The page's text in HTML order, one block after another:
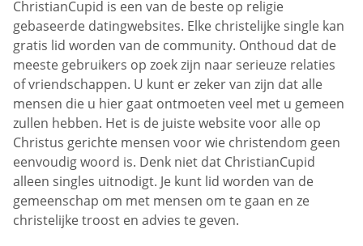
ChristianCupid is een van de beste op religie
gebaseerde datingwebsites. Elke christelijke single kan
gratis lid worden van de community. Onthoud dat de
meeste gebruikers op zoek zijn naar serieuze relaties
of vriendschappen. U kunt er zeker van zijn dat alle
mensen die u hier gaat ontmoeten veel met u gemeen
zullen hebben. Het is de juiste website voor alle op
Christus gerichte mensen voor wie christendom geen
eenvoudig woord is. Denk niet dat ChristianCupid
alleen singles uitnodigt. Je kunt lid worden van de
gemeenschap om met mensen om te gaan en ze
christelijke troost en advies te geven.